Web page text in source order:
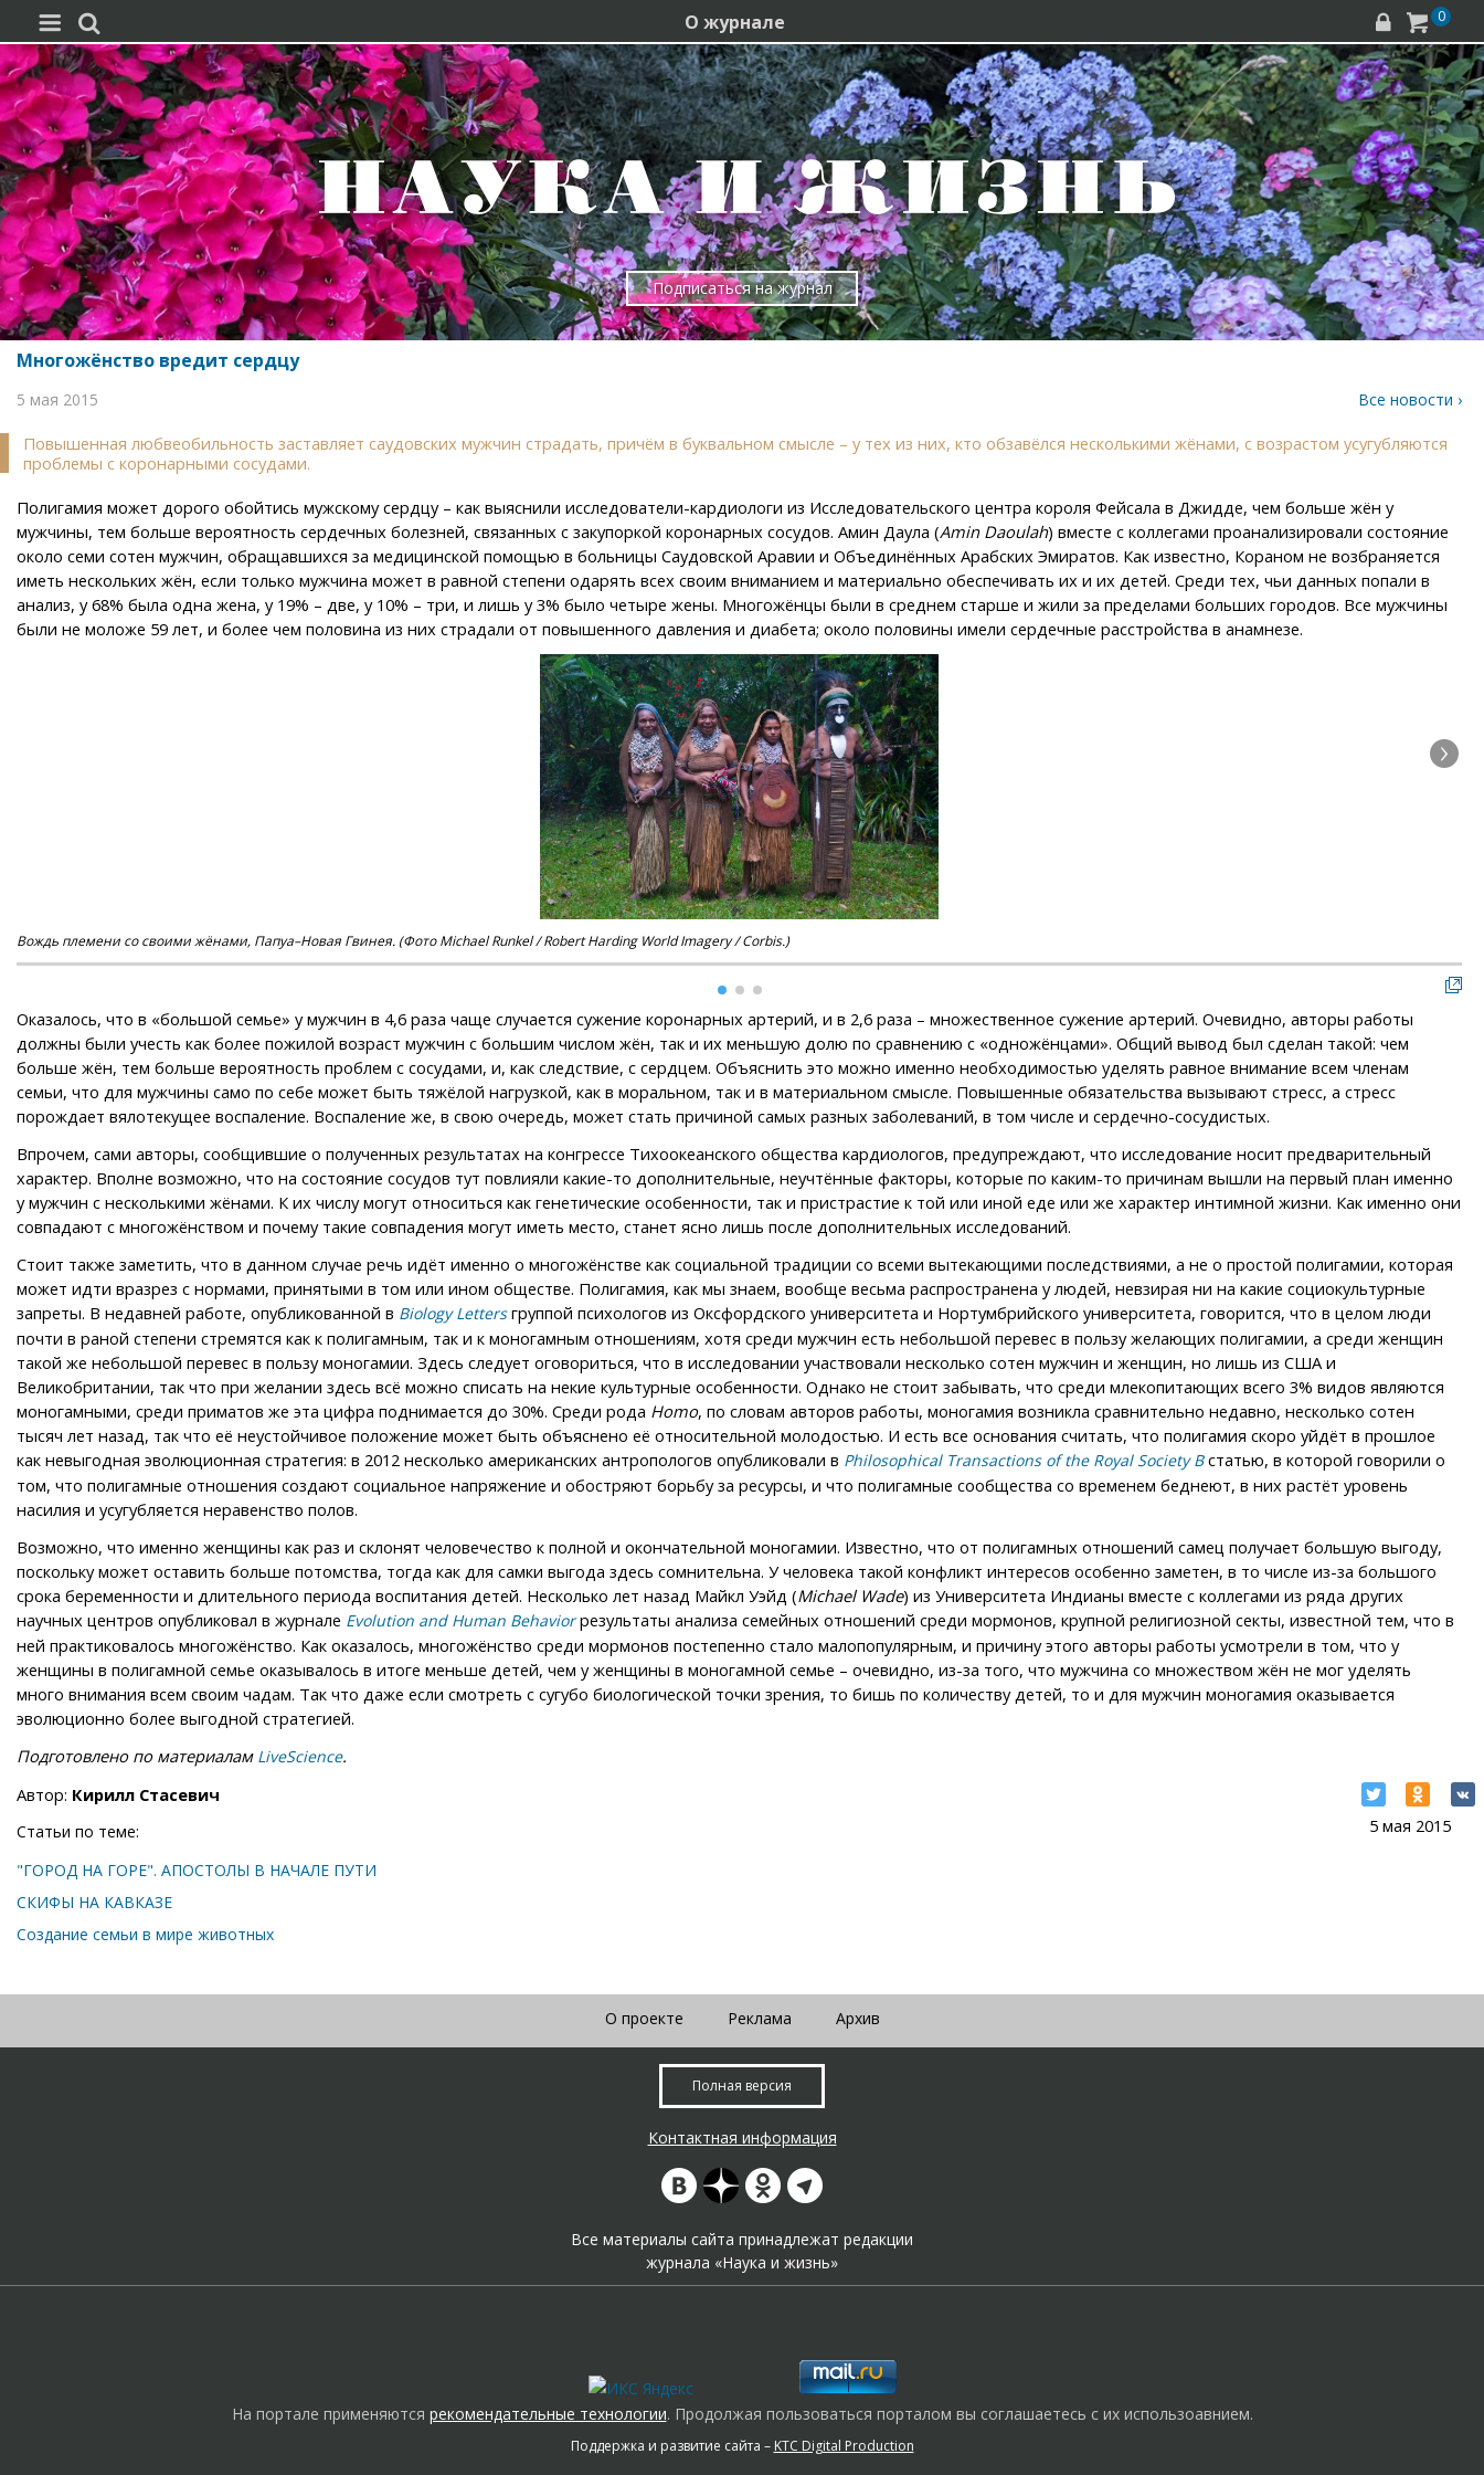
  О журнале   0
Подписаться на журнал
Многожёнство вредит сердцу
5 мая 2015 Все новости ›
Повышенная любвеобильность заставляет саудовских мужчин страдать, причём в буквальном смысле – у тех из них, кто обзавёлся несколькими жёнами, с возрастом усугубляются
проблемы с коронарными сосудами.
Полигамия может дорого обойтись мужскому сердцу – как выяснили исследователи-кардиологи из Исследовательского центра короля Фейсала в Джидде, чем больше жён у
мужчины, тем больше вероятность сердечных болезней, связанных с закупоркой коронарных сосудов. Амин Даула (Amin Daoulah) вместе с коллегами проанализировали состояние
около семи сотен мужчин, обращавшихся за медицинской помощью в больницы Саудовской Аравии и Объединённых Арабских Эмиратов. Как известно, Кораном не возбраняется
иметь нескольких жён, если только мужчина может в равной степени одарять всех своим вниманием и материально обеспечивать их и их детей. Среди тех, чьи данных попали в
анализ, у 68% была одна жена, у 19% – две, у 10% – три, и лишь у 3% было четыре жены. Многожёнцы были в среднем старше и жили за пределами больших городов. Все мужчины
были не моложе 59 лет, и более чем половина из них страдали от повышенного давления и диабета; около половины имели сердечные расстройства в анамнезе.
Вождь племени со своими жёнами, Папуа–Новая Гвинея. (Фото Michael Runkel / Robert Harding World Imagery / Corbis.)
Оказалось, что в «большой семье» у мужчин в 4,6 раза чаще случается сужение коронарных артерий, и в 2,6 раза – множественное сужение артерий. Очевидно, авторы работы
должны были учесть как более пожилой возраст мужчин с большим числом жён, так и их меньшую долю по сравнению с «одножёнцами». Общий вывод был сделан такой: чем
больше жён, тем больше вероятность проблем с сосудами, и, как следствие, с сердцем. Объяснить это можно именно необходимостью уделять равное внимание всем членам
семьи, что для мужчины само по себе может быть тяжёлой нагрузкой, как в моральном, так и в материальном смысле. Повышенные обязательства вызывают стресс, а стресс
порождает вялотекущее воспаление. Воспаление же, в свою очередь, может стать причиной самых разных заболеваний, в том числе и сердечно-сосудистых.
Впрочем, сами авторы, сообщившие о полученных результатах на конгрессе Тихоокеанского общества кардиологов, предупреждают, что исследование носит предварительный
характер. Вполне возможно, что на состояние сосудов тут повлияли какие-то дополнительные, неучтённые факторы, которые по каким-то причинам вышли на первый план именно
у мужчин с несколькими жёнами. К их числу могут относиться как генетические особенности, так и пристрастие к той или иной еде или же характер интимной жизни. Как именно они
совпадают с многожёнством и почему такие совпадения могут иметь место, станет ясно лишь после дополнительных исследований.
Стоит также заметить, что в данном случае речь идёт именно о многожёнстве как социальной традиции со всеми вытекающими последствиями, а не о простой полигамии, которая
может идти вразрез с нормами, принятыми в том или ином обществе. Полигамия, как мы знаем, вообще весьма распространена у людей, невзирая ни на какие социокультурные
запреты. В недавней работе, опубликованной в Biology Lettersгруппой психологов из Оксфордского университета и Нортумбрийского университета, говорится, что в целом люди
почти в раной степени стремятся как к полигамным, так и к моногамным отношениям, хотя среди мужчин есть небольшой перевес в пользу желающих полигамии, а среди женщин
такой же небольшой перевес в пользу моногамии. Здесь следует оговориться, что в исследовании участвовали несколько сотен мужчин и женщин, но лишь из США и
Великобритании, так что при желании здесь всё можно списать на некие культурные особенности. Однако не стоит забывать, что среди млекопитающих всего 3% видов являются
моногамными, среди приматов же эта цифра поднимается до 30%. Среди рода Homo, по словам авторов работы, моногамия возникла сравнительно недавно, несколько сотен
тысяч лет назад, так что её неустойчивое положение может быть объяснено её относительной молодостью. И есть все основания считать, что полигамия скоро уйдёт в прошлое
как невыгодная эволюционная стратегия: в 2012 несколько американских антропологов опубликовали в Philosophical Transactions of the Royal Society Bстатью, в которой говорили о
том, что полигамные отношения создают социальное напряжение и обостряют борьбу за ресурсы, и что полигамные сообщества со временем беднеют, в них растёт уровень
насилия и усугубляется неравенство полов.
Возможно, что именно женщины как раз и склонят человечество к полной и окончательной моногамии. Известно, что от полигамных отношений самец получает большую выгоду,
поскольку может оставить больше потомства, тогда как для самки выгода здесь сомнительна. У человека такой конфликт интересов особенно заметен, в то числе из-за большого
срока беременности и длительного периода воспитания детей. Несколько лет назад Майкл Уэйд (Michael Wade) из Университета Индианы вместе с коллегами из ряда других
научных центров опубликовал в журнале Evolution and Human Behaviorрезультаты анализа семейных отношений среди мормонов, крупной религиозной секты, известной тем, что в
ней практиковалось многожёнство. Как оказалось, многожёнство среди мормонов постепенно стало малопопулярным, и причину этого авторы работы усмотрели в том, что у
женщины в полигамной семье оказывалось в итоге меньше детей, чем у женщины в моногамной семье – очевидно, из-за того, что мужчина со множеством жён не мог уделять
много внимания всем своим чадам. Так что даже если смотреть с сугубо биологической точки зрения, то бишь по количеству детей, то и для мужчин моногамия оказывается
эволюционно более выгодной стратегией.
Подготовлено по материалам LiveScience.
5 мая 2015
Автор: Кирилл Стасевич
Статьи по теме:
"ГОРОД НА ГОРЕ". АПОСТОЛЫ В НАЧАЛЕ ПУТИ
СКИФЫ НА КАВКАЗЕ
Создание семьи в мире животных
О проекте Реклама Архив
Полная версия
Контактная информация
Все материалы сайта принадлежат редакции
журнала «Наука и жизнь»
На портале применяются рекомендательные технологии. Продолжая пользоваться порталом вы соглашаетесь с их использоавнием.
Поддержка и развитие сайта – KTC Digital Production